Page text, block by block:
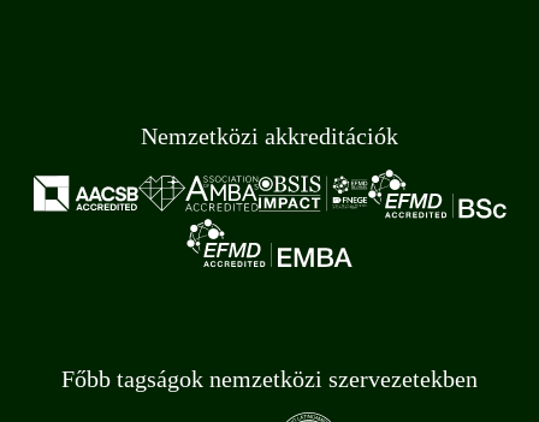
Nemzetközi akkreditációk
Főbb tagságok nemzetközi szervezetekben